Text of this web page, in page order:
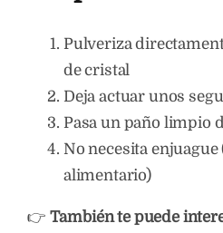
Pulveriza
de cristal
Deja actuar unos
Pasa un paño limpio
No necesita enjuague
alimentario)
👉 También te puede